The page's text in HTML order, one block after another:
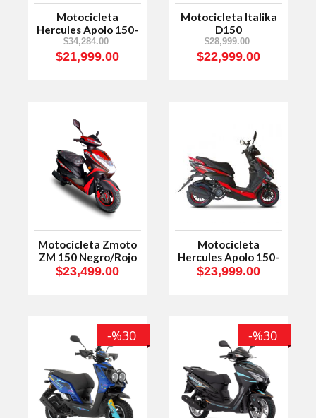
Motocicleta
Hercules Apolo 150-
R
$34,284.00
$21,999.00
Motocicleta Italika
D150
$28,999.00
$22,999.00
Motocicleta Zmoto
ZM 150 Negro/Rojo
$23,499.00
Motocicleta
Hercules Apolo 150-
R 2026
$23,999.00
-%30 -%30